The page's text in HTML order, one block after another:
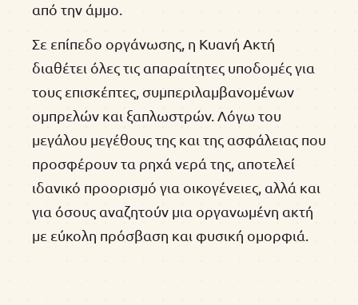
από την άμμο.
Σε επίπεδο οργάνωσης, η Κυανή Ακτή
διαθέτει όλες τις απαραίτητες υποδομές για
τους επισκέπτες, συμπεριλαμβανομένων
ομπρελών και ξαπλωστρών. Λόγω του
μεγάλου μεγέθους της και της ασφάλειας που
προσφέρουν τα ρηχά νερά της, αποτελεί
ιδανικό προορισμό για οικογένειες, αλλά και
για όσους αναζητούν μια οργανωμένη ακτή
με εύκολη πρόσβαση και φυσική ομορφιά.